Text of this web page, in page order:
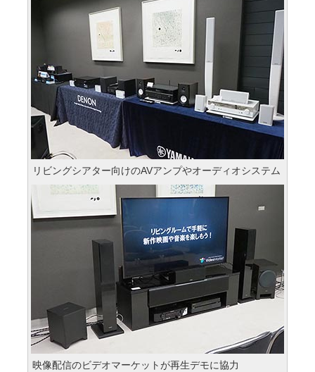
リビングシアター向けのAVアンプやオーディオシステム
映像配信のビデオマーケットが再生デモに協力